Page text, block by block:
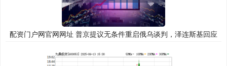
配资门户网官网网址 普京提议无条件重启俄乌谈判，泽连斯基回应